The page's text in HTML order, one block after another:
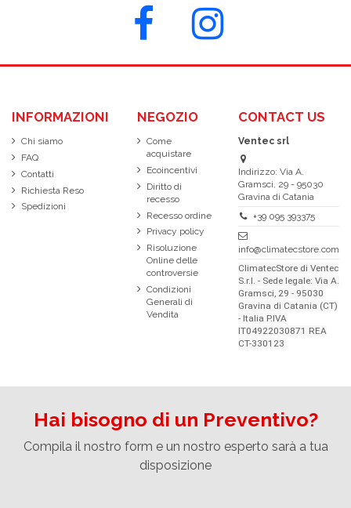
INFORMAZIONI
Chi siamo
FAQ
Contatti
Richiesta Reso
Spedizioni
NEGOZIO
Come
acquistare
Ecoincentivi
Diritto di
recesso
Recesso ordine
Privacy policy
Risoluzione
Online delle
controversie
Condizioni
Generali di
Vendita
CONTACT US
Ventec srl
Indirizzo: Via A.
Gramsci, 29 - 95030
Gravina di Catania
+39 095 393375
info@climatecstore.com
ClimatecStore di Ventec
S.r.l. - Sede legale: Via A.
Gramsci, 29 - 95030
Gravina di Catania (CT)
- Italia P.IVA
IT04922030871 REA
CT-330123
Hai bisogno di un Preventivo?
Compila il nostro form e un nostro esperto sarà a tua
disposizione